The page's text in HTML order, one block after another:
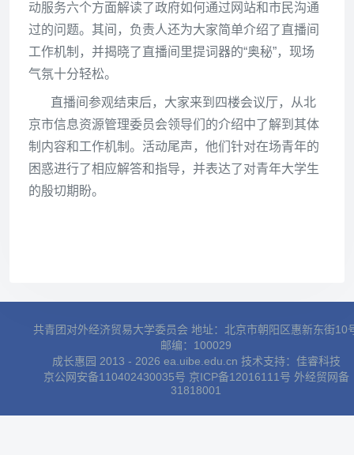
动服务六个方面解读了政府如何通过网站和市民沟通
过的问题。其间，负责人还为大家简单介绍了直播间
工作机制，并揭晓了直播间里提词器的“奥秘”，现场
气氛十分轻松。
直播间参观结束后，大家来到四楼会议厅，从北
京市信息资源管理委员会领导们的介绍中了解到其体
制内容和工作机制。活动尾声，他们针对在场青年的
困惑进行了相应解答和指导，并表达了对青年大学生
的殷切期盼。
共青团对外经济贸易大学委员会 地址：北京市朝阳区惠新东街10
邮编：100029
成长惠园 2013 - 2026 ea.uibe.edu.cn 技术支持： 佳睿科技
京公网安备110402430035号 京ICP备12016111号 外经贸网备
31818001